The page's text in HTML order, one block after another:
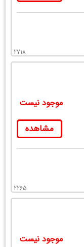
2718
موجود نیست
مشاهده
2265
موجود نیست